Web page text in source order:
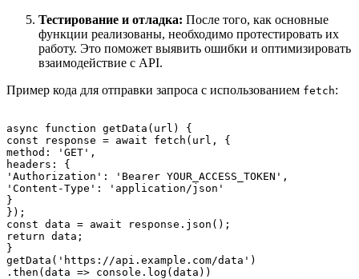
Тестирование и отладка: После того, как основные
функции реализованы, необходимо протестировать их
работу. Это поможет выявить ошибки и оптимизировать
взаимодействие с API.
Пример кода для отправки запроса с использованием fetch:
async function getData(url) {
const response = await fetch(url, {
method: 'GET',
headers: {
'Authorization': 'Bearer YOUR_ACCESS_TOKEN',
'Content-Type': 'application/json'
}
});
const data = await response.json();
return data;
}
getData('https://api.example.com/data')
.then(data => console.log(data))